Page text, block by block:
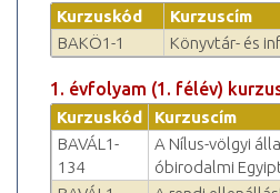
Kurzuskód
Kurzuscím
BAKÖ1-1
Könyvtár- és
1. évfolyam (1. félév)
Kurzuskód
Kurzuscím
BAVÁL1-
134
A Nílus-völgyi
óbirodalmi